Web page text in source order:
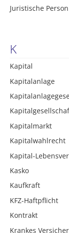
Juristische Person
K
Kapital
Kapitalanlage
Kapitalmarkt
Kapitalwahlrecht
Kapital-
Kasko
Kaufkraft
KFZ-Haftpflicht
Kontrakt
Krankes